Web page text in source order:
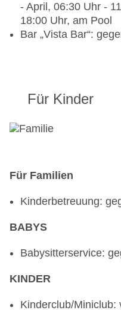
- April, 06:30 Uhr -
18:00 Uhr, am Pool
Bar „Vista Bar“:
Für Kinder
Für Familien
Kinderbetreuung:
BABYS
Babysitterservice:
KINDER
Kinderclub/Miniclub: